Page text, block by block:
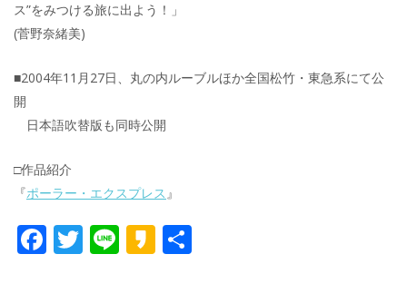
ス”をみつける旅に出よう！」
(菅野奈緒美)
■2004年11月27日、丸の内ルーブルほか全国松竹・東急系にて公
開
日本語吹替版も同時公開
□作品紹介
『ポーラー・エクスプレス 』
F T Li K